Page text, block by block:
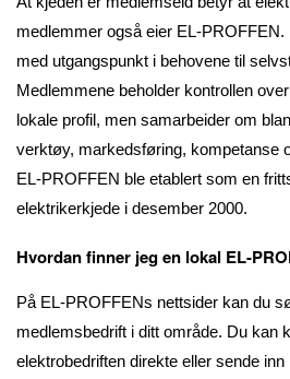
medlemmer også eier EL-
med utgangspunkt i behovene til
Medlemmene beholder kontrollen
lokale profil, men samarbeider om
verktøy, markedsføring, kompetanse
EL-PROFFEN ble etablert som en
elektrikerkjede i desember 2000.
Hvordan finner jeg en lokal EL-
På EL-PROFFENs nettsider kan du
medlemsbedrift i ditt område. Du kan
elektrobedriften direkte eller sende